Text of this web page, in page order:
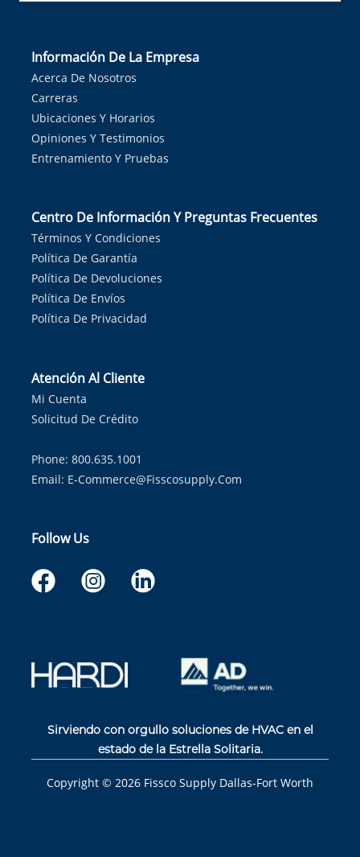
Información De La Empresa
Acerca De Nosotros
Carreras
Ubicaciones Y Horarios
Opiniones Y Testimonios
Entrenamiento Y Pruebas
Centro De Información Y Preguntas Frecuentes
Términos Y Condiciones
Política De Garantía
Política De Devoluciones
Política De Envíos
Política De Privacidad
Atención Al Cliente
Mi Cuenta
Solicitud De Crédito
Phone: 800.635.1001
Email: E-Commerce@fisscosupply.com
Follow Us
Sirviendo con orgullo soluciones de HVAC en el
estado de la Estrella Solitaria.
Copyright © 2026 Fissco Supply Dallas-Fort Worth